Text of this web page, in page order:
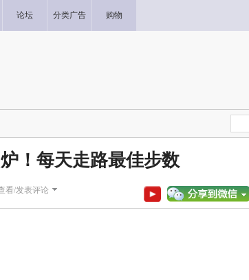
论坛 分类广告 购物
！每天走路最佳步数
看/发表评论